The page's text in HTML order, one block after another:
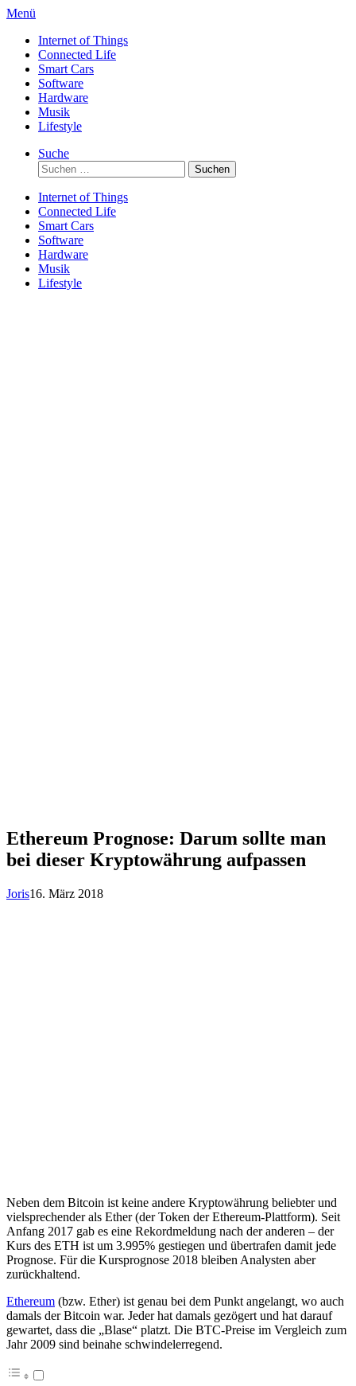
Direkt
Inhalt
Menü
Internet of Things
Connected Life
Smart Cars
Software
Hardware
Musik
Lifestyle
Suche
Suchen
nach:
Internet of Things
Connected Life
Smart Cars
Software
Hardware
Musik
Lifestyle
Ethereum Prognose: Darum sollte man
bei dieser Kryptowährung aufpassen
Joris16. März 2018
Neben dem Bitcoin ist keine andere Kryptowährung beliebter und
vielsprechender als Ether (der Token der Ethereum-Plattform). Seit
Anfang 2017 gab es eine Rekordmeldung nach der anderen – der
Kurs des ETH ist um 3.995% gestiegen und übertrafen damit jede
Prognose. Für die Kursprognose 2018 bleiben Analysten aber
zurückhaltend.
Ethereum (bzw. Ether) ist genau bei dem Punkt angelangt, wo auch
damals der Bitcoin war. Jeder hat damals gezögert und hat darauf
gewartet, dass die „Blase“ platzt. Die BTC-Preise im Vergleich zum
Jahr 2009 sind beinahe schwindelerregend.